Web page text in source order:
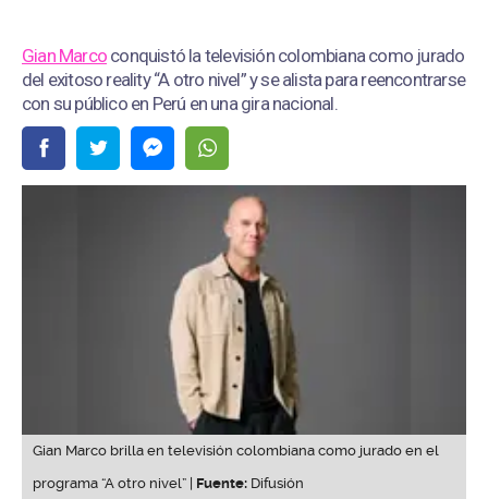
Gian Marco conquistó la televisión colombiana como jurado
del exitoso reality “A otro nivel” y se alista para reencontrarse
con su público en Perú en una gira nacional.
Gian Marco brilla en televisión colombiana como jurado en el
programa “A otro nivel” | Fuente: Difusión